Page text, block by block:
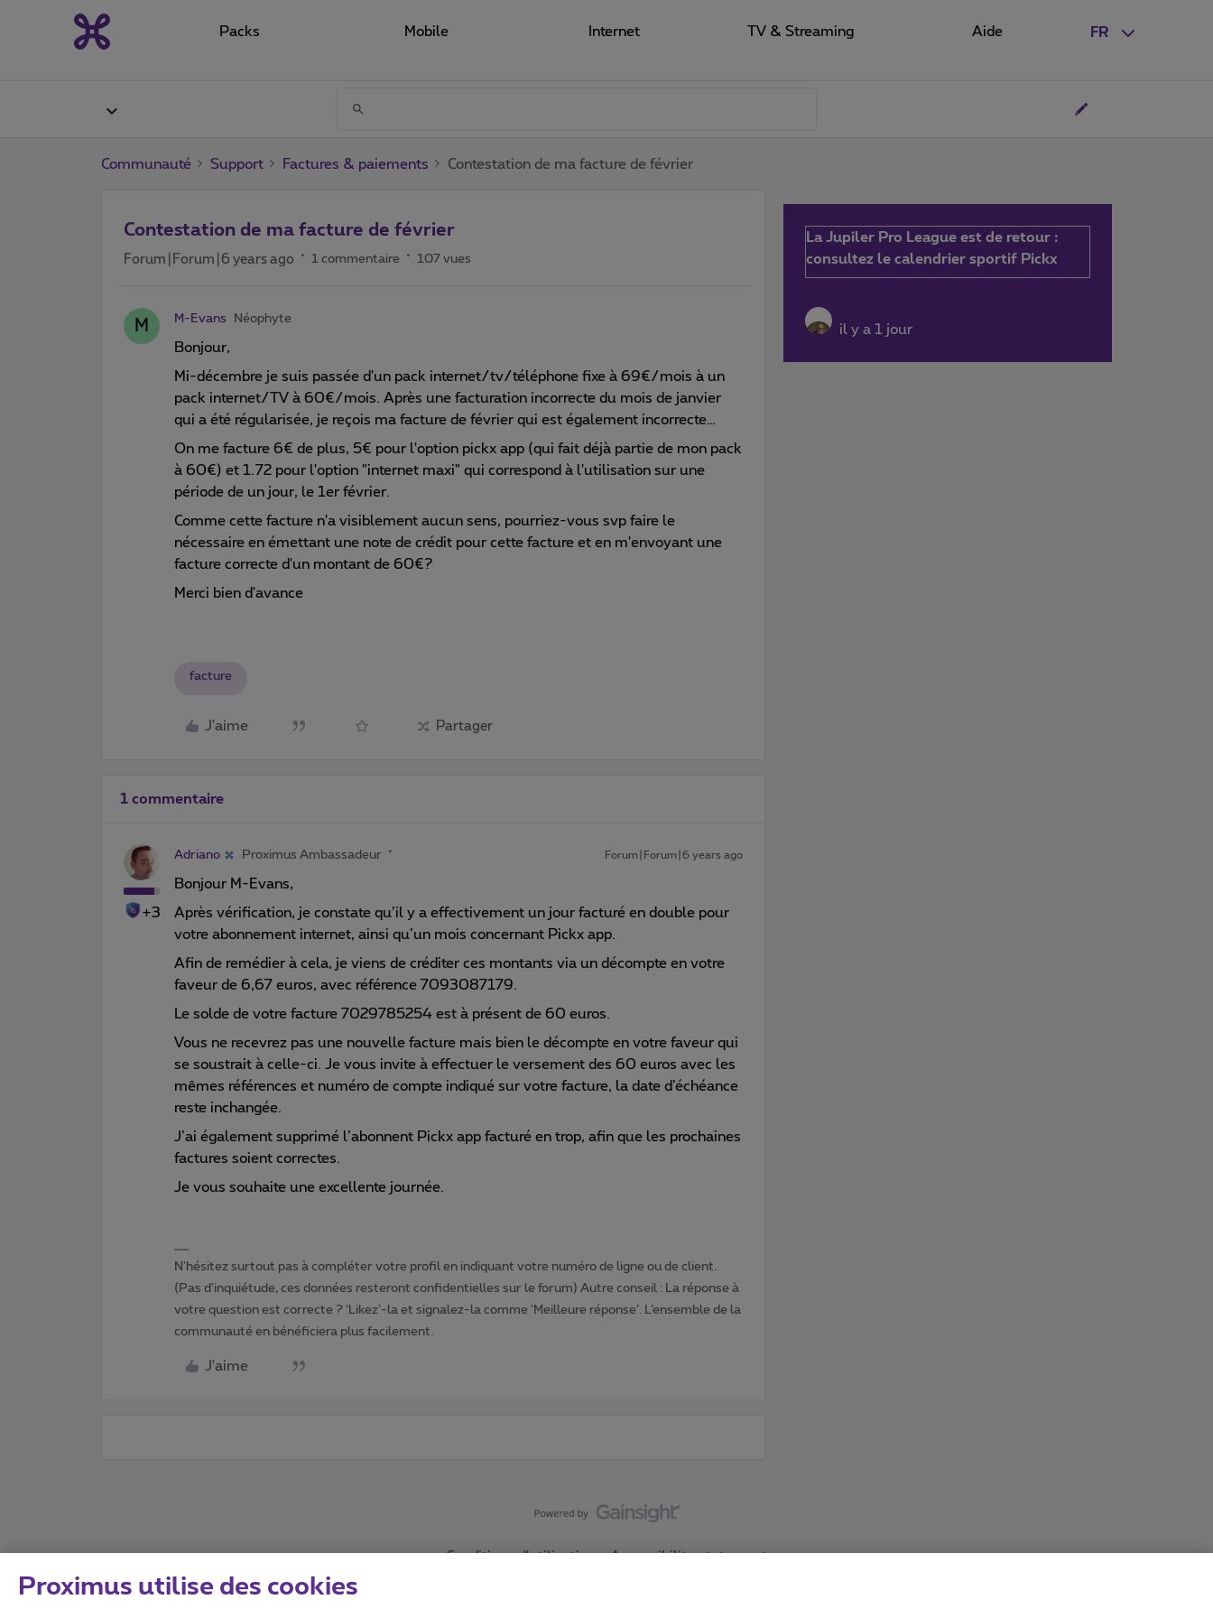
FR
Packs Mobile Internet TV & Streaming Aide
Communauté Support Factures & paiements Contestation de ma facture de février
Contestation de ma facture de février
Forum|Forum|6 years ago 1 commentaire 107 vues
M M-Evans Néophyte
Bonjour,
Mi-décembre je suis passée d'un pack internet/tv/téléphone fixe à 69€/mois à un
pack internet/TV à 60€/mois. Après une facturation incorrecte du mois de janvier
qui a été régularisée, je reçois ma facture de février qui est également incorrecte…
On me facture 6€ de plus, 5€ pour l'option pickx app (qui fait déjà partie de mon pack
à 60€) et 1.72 pour l'option "internet maxi" qui correspond à l'utilisation sur une
période de un jour, le 1er février.
Comme cette facture n'a visiblement aucun sens, pourriez-vous svp faire le
nécessaire en émettant une note de crédit pour cette facture et en m'envoyant une
facture correcte d'un montant de 60€?
Merci bien d'avance
facture
J'aime Partager
1 commentaire
+3
Adriano Proximus Ambassadeur Forum|Forum|6 years ago
Bonjour M-Evans,
Après vérification, je constate qu’il y a effectivement un jour facturé en double pour
votre abonnement internet, ainsi qu’un mois concernant Pickx app.
Afin de remédier à cela, je viens de créditer ces montants via un décompte en votre
faveur de 6,67 euros, avec référence 7093087179.
Le solde de votre facture 7029785254 est à présent de 60 euros.
Vous ne recevrez pas une nouvelle facture mais bien le décompte en votre faveur qui
se soustrait à celle-ci. Je vous invite à effectuer le versement des 60 euros avec les
mêmes références et numéro de compte indiqué sur votre facture, la date d’échéance
reste inchangée.
J’ai également supprimé l’abonnent Pickx app facturé en trop, afin que les prochaines
factures soient correctes.
Je vous souhaite une excellente journée.
N'hésitez surtout pas à compléter votre profil en indiquant votre numéro de ligne ou de client.
(Pas d'inquiétude, ces données resteront confidentielles sur le forum) Autre conseil : La réponse à
votre question est correcte ? ‘Likez’-la et signalez-la comme ‘Meilleure réponse’. L’ensemble de la
communauté en bénéficiera plus facilement.
J'aime
La Jupiler Pro League est de retour :
consultez le calendrier sportif Pickx
il y a 1 jour
Conditions d'utilisation Accessibility statement
Proximus utilise des cookies